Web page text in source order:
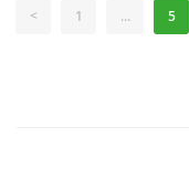
< 1 ... 5